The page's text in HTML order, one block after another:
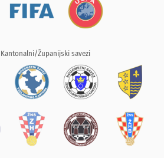
Županijski savezi